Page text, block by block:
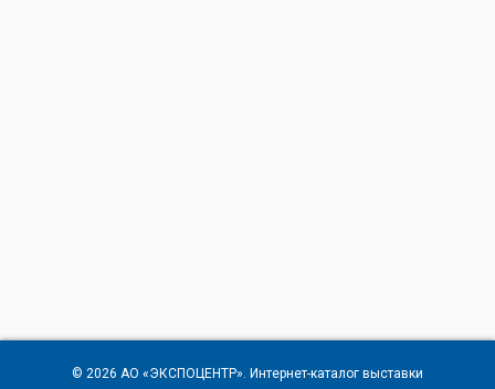
© 2026 АО «ЭКСПОЦЕНТР». Интернет-каталог выставки